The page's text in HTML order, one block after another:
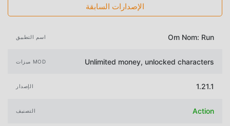
الإصدارات السابقة
اسم التطبيق Om Nom: Run
ميزات MOD Unlimited money, unlocked characters
الإصدار 1.21.1
التصنيف Action